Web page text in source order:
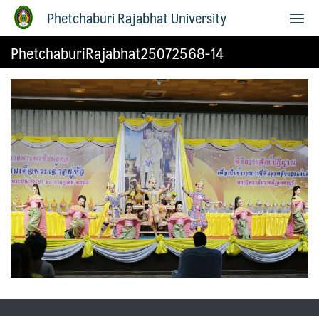
Phetchaburi Rajabhat University
PhetchaburiRajabhat25072568-14